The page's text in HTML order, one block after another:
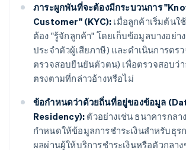
ภาระผูกพันที่จะต้องมีกระบวนการ
Customer" (KYC): เมื่อลูกค้าเริ่มต้นใ
ต้อง "รู้จักลูกค้า" โดยเก็บข้อมูลบางอย่า
ประจำตัวผู้เสียภาษี) และดำเนินการตร
ตรวจสอบยืนยันตัวตน) เพื่อตรวจสอบว่
ตรงตามที่กล่าวอ้างหรือไม่
ข้อกำหนดว่าด้วยถิ่นที่อยู่ของข้อมูล
Residency): ตัวอย่างเช่น ธนาคารกลา
กำหนดให้ข้อมูลการชำระเงินสำหรับธุร
ผลผ่านผู้ให้บริการชำระเงินหรือตัวกลา